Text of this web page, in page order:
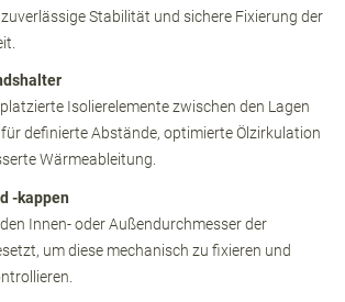
Stabilität und sichere Fixierung der
Isolierelemente zwischen den Lagen
definierte Abstände, optimierte Ölzirkulation
Wärmeableitung.
-kappen
Innen- oder Außendurchmesser der
um diese mechanisch zu fixieren und